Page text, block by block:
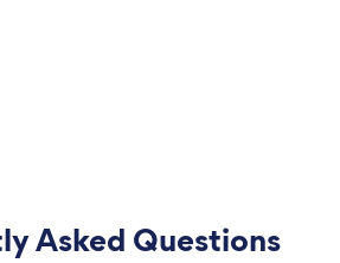
Asked Questions